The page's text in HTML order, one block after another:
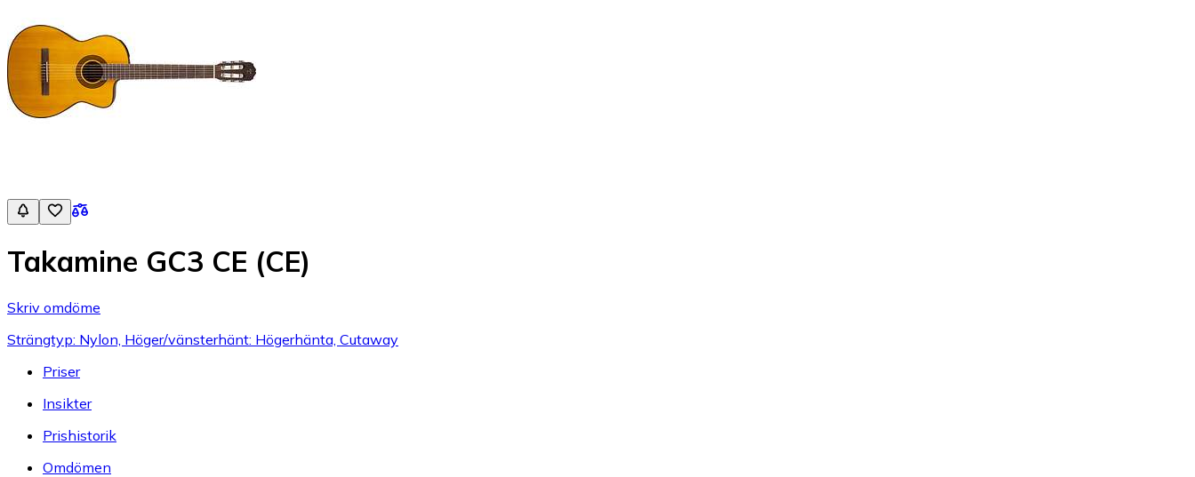
Takamine GC3 CE (CE)
Skriv omdöme
Strängtyp: Nylon, Höger/vänsterhänt: Högerhänta, Cutaway
Priser
Insikter
Prishistorik
Omdömen